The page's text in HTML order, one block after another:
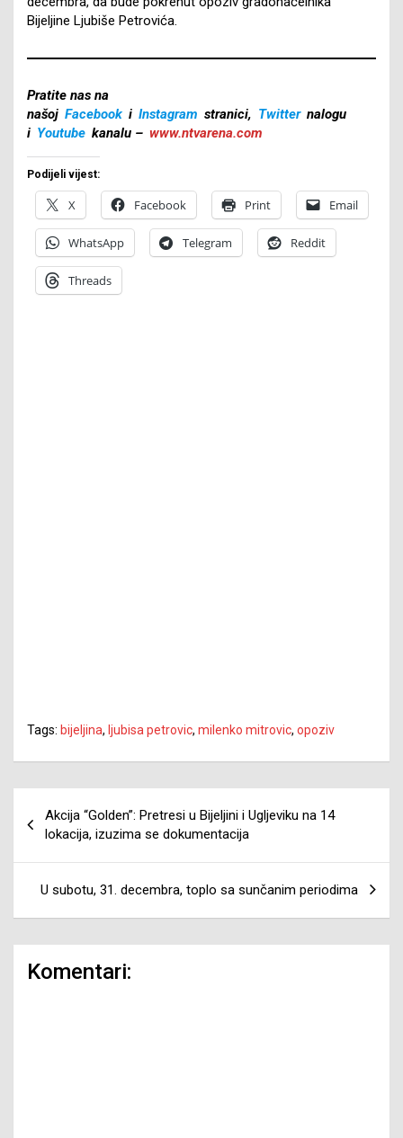
Bijeljine Ljubiše Petrovića.
Pratite nas na
našoj Facebook i Instagram stranici, Twitter nalogu
i Youtube kanalu – www.ntvarena.com
Podijeli vijest:
X Facebook Print Email
WhatsApp Telegram Reddit
Threads
Tags: bijeljina, ljubisa petrovic, milenko mitrovic, opoziv
članaka
Akcija “Golden”: Pretresi u Bijeljini i Ugljeviku na 14
lokacija, izuzima se dokumentacija
U subotu, 31. decembra, toplo sa sunčanim periodima
Komentari: